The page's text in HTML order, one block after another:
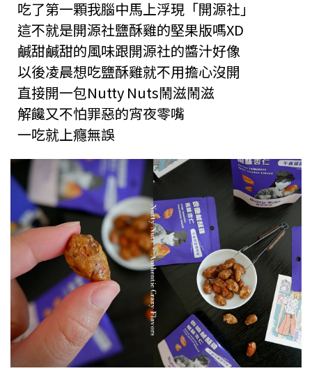
吃了第一顆我腦中馬上浮現「開源社」
這不就是開源社鹽酥雞的堅果版嗎XD
鹹甜鹹甜的風味跟開源社的醬汁好像
以後凌晨想吃鹽酥雞就不用擔心沒開
直接開一包Nutty Nuts鬧滋鬧滋
解饞又不怕罪惡的宵夜零嘴
一吃就上癮無誤